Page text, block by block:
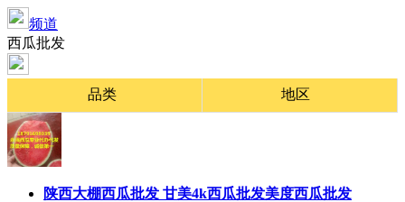
频道
西瓜批发
品类 地区
陕西大棚西瓜批发 甘美4k西瓜批发美度西瓜批发